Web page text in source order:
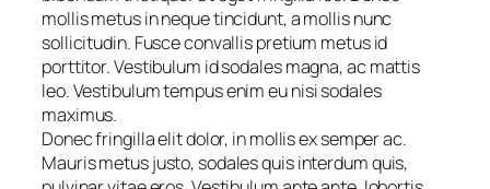
mollis metus in neque tincidunt, a mollis nunc
sollicitudin. Fusce convallis pretium metus id
porttitor. Vestibulum id sodales magna, ac mattis
leo. Vestibulum tempus enim eu nisi sodales
maximus.
Donec fringilla elit dolor, in mollis ex semper ac.
Mauris metus justo, sodales quis interdum quis,